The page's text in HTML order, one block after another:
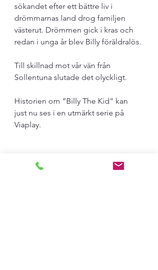
sökandet efter ett bättre liv i
drömmarnas land drog familjen
västerut. Drömmen gick i kras och
redan i unga år blev Billy föräldralös.
Till skillnad mot vår vän från
Sollentuna slutade det olyckligt.
Historien om ”Billy The Kid” kan
just nu ses i en utmärkt serie på
Viaplay.